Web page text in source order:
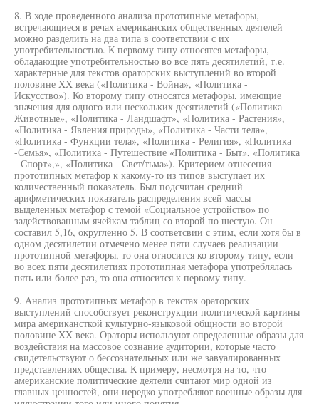
8. В ходе проведенного анализа прототипные метафоры,
встречающиеся в речах американских общественных деятелей
можно разделить на два типа в соответствии с их
употребительностью. К первому типу относятся метафоры,
обладающие употребительностью во все пять десятилетий, т.е.
характерные для текстов ораторских выступлений во второй
половине XX века («Политика - Война», «Политика -
Искусство»). Ко второму типу относятся метафоры, имеющие
значения для одного или нескольких десятилетий («Политика -
Животные», «Политика - Ландшафт», «Политика - Растения»,
«Политика - Явления природы», «Политика - Части тела»,
«Политика - Функции тела», «Политика - Религия», «Политика
-Семья», «Политика - Путешествие «Политика - Быт», «Политика
- Спорт»,», «Политика - Свет/тьма»). Критерием отнесения
прототипных метафор к какому-то из типов выступает их
количественный показатель. Был подсчитан средний
арифметических показатель распределения всей массы
выделенных метафор с темой «Социальное устройство» по
задействованным ячейкам таблиц со второй по шестую. Он
составил 5,16, округленно 5. В соответсвии с этим, если хотя бы в
одном десятилетии отмечено менее пяти случаев реализации
прототипной метафоры, то она относится ко второму типу, если
во всех пяти десятилетиях прототипная метафора употреблялась
пять или более раз, то она относится к первому типу.
9. Анализ прототипных метафор в текстах ораторских
выступлений способствует реконструкции политической картины
мира американсткой культурно-языковой общности во второй
половине XX века. Ораторы используют определенные образы для
воздействия на массовое сознание аудитории, которые часто
свидетельствуют о бессознательных или же завуалированных
представлениях общества. К примеру, несмотря на то, что
американские политические деятели считают мир одной из
главных ценностей, они нередко употребляют военные образы для